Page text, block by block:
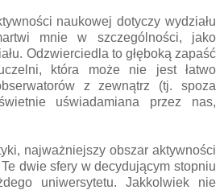
naukowej dotyczy wydziału
mnie w szczególności, jako
Odzwierciedla to głęboką zapaść
która może nie jest łatwo
z zewnątrz (tj. spoza
uświadamiana przez nas,
najważniejszy obszar aktywności
dwie sfery w decydującym stopniu
uniwersytetu. Jakkolwiek nie